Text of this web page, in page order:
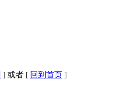
] 或者 [ 回到首页 ]